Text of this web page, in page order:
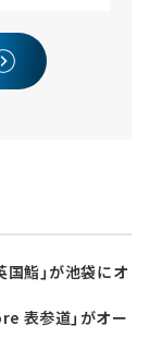
鮨」が池袋にオ
表参道」がオー